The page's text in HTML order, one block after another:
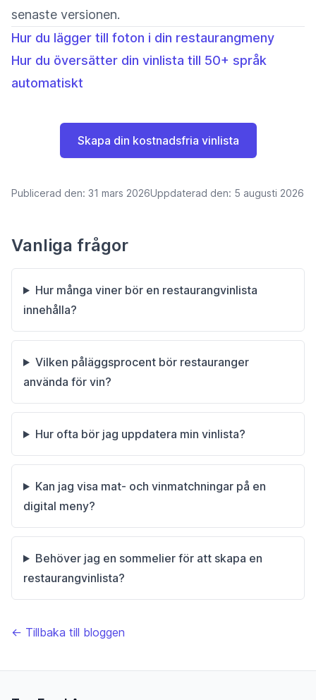
senaste versionen.
Hur du lägger till foton i din restaurangmeny
Hur du översätter din vinlista till 50+ språk
automatiskt
Skapa din kostnadsfria vinlista
Publicerad den: 31 mars 2026Uppdaterad den: 5 augusti 2026
Vanliga frågor
Hur många viner bör en restaurangvinlista
innehålla?
Vilken påläggsprocent bör restauranger
använda för vin?
Hur ofta bör jag uppdatera min vinlista?
Kan jag visa mat- och vinmatchningar på en
digital meny?
Behöver jag en sommelier för att skapa en
restaurangvinlista?
← Tillbaka till bloggen